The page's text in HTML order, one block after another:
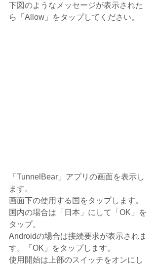
下図のようなメッセージが表示された
ら「Allow」をタップしてください。
「TunnelBear」アプリの画面を表示し
ます。
画面下の使用する国をタップします。
国内の場合は「日本」にして「OK」を
タップ。
Androidの場合は接続要求が表示されま
す。「OK」をタップします。
使用開始は上部のスイッチをオンにし